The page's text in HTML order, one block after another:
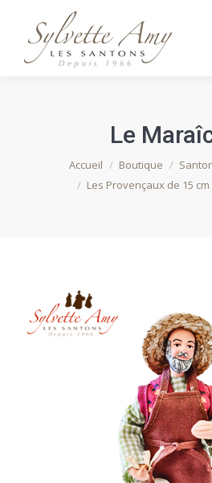
Le
Vous êtes ici :
Accueil Boutique
Les Provençaux de 15 cm